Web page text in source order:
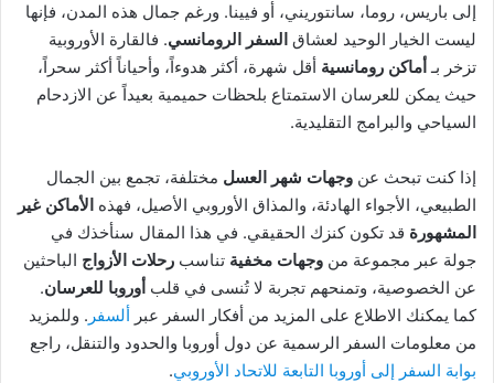
إلى باريس، روما، سانتوريني، أو فيينا. ورغم جمال هذه المدن، فإنها
ليست الخيار الوحيد لعشاق السفر الرومانسي. فالقارة الأوروبية
تزخر بـأماكن رومانسية أقل شهرة، أكثر هدوءاً، وأحياناً أكثر سحراً،
حيث يمكن للعرسان الاستمتاع بلحظات حميمية بعيداً عن الازدحام
السياحي والبرامج التقليدية.
إذا كنت تبحث عن وجهات شهر العسل مختلفة، تجمع بين الجمال
الطبيعي، الأجواء الهادئة، والمذاق الأوروبي الأصيل، فهذه الأماكن غير
المشهورة قد تكون كنزك الحقيقي. في هذا المقال سنأخذك في
جولة عبر مجموعة من وجهات مخفية تناسب رحلات الأزواج الباحثين
عن الخصوصية، وتمنحهم تجربة لا تُنسى في قلب أوروبا للعرسان.
كما يمكنك الاطلاع على المزيد من أفكار السفر عبر ألسفر . وللمزيد
من معلومات السفر الرسمية عن دول أوروبا والحدود والتنقل، راجع
بوابة السفر إلى أوروبا التابعة للاتحاد الأوروبي.